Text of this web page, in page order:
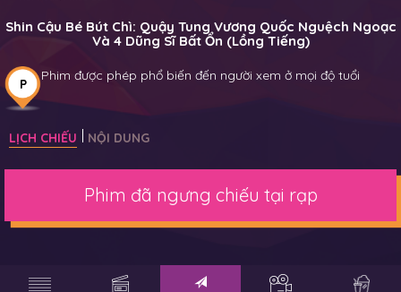
Shin Cậu Bé Bút Chì: Quậy Tung Vương Quốc Nguệch Ngoạc
Và 4 Dũng Sĩ Bất Ổn (Lồng Tiếng)
P
Phim được phép phổ biến đến người xem ở mọi độ tuổi
LỊCH CHIẾU NỘI DUNG
Phim đã ngưng chiếu tại rạp